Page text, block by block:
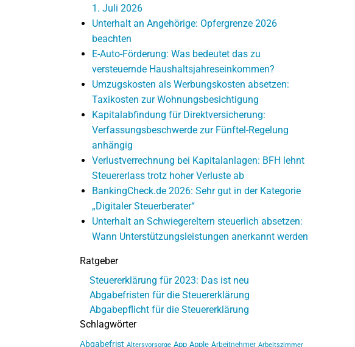
1. Juli 2026
Unterhalt an Angehörige: Opfergrenze 2026
beachten
E-Auto-Förderung: Was bedeutet das zu
versteuernde Haushaltsjahreseinkommen?
Umzugskosten als Werbungskosten absetzen:
Taxikosten zur Wohnungsbesichtigung
Kapitalabfindung für Direktversicherung:
Verfassungsbeschwerde zur Fünftel-Regelung
anhängig
Verlustverrechnung bei Kapitalanlagen: BFH lehnt
Steuererlass trotz hoher Verluste ab
BankingCheck.de 2026: Sehr gut in der Kategorie
„Digitaler Steuerberater“
Unterhalt an Schwiegereltern steuerlich absetzen:
Wann Unterstützungsleistungen anerkannt werden
Ratgeber
Steuererklärung für 2023: Das ist neu
Abgabefristen für die Steuererklärung
Abgabepflicht für die Steuererklärung
Schlagwörter
Abgabefrist Altersvorsorge App Apple Arbeitnehmer Arbeitszimmer